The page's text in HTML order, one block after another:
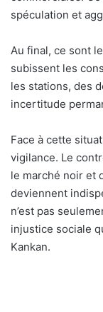
spéculation et
Au final, ce sont
subissent les
les stations, des
incertitude
Face à cette
vigilance. Le
le marché noir et
deviennent
n’est pas
injustice sociale
Kankan.